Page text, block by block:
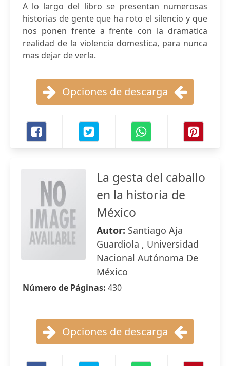
A lo largo del libro se presentan numerosas
historias de gente que ha roto el silencio y que
nos ponen frente a frente con la dramatica
realidad de la violencia domestica, para nunca
mas dejar de verla.
Opciones de descarga
La gesta del caballo
en la historia de
México
Autor: Santiago Aja
Guardiola , Universidad
Nacional Autónoma De
México
Número de Páginas: 430
Opciones de descarga